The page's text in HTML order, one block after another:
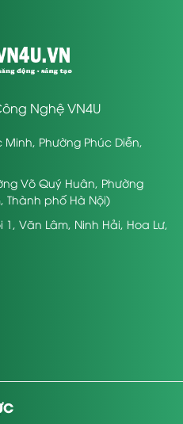
Nghệ VN4U
Minh, Phường Phúc Diễn,
Võ Quý Huân, Phường
Thành phố Hà Nội)
1, Văn Lâm, Ninh Hải, Hoa Lư,